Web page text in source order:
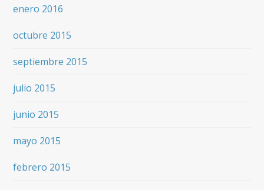
enero 2016
octubre 2015
septiembre 2015
julio 2015
junio 2015
mayo 2015
febrero 2015